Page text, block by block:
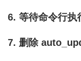
6. 等待命令行执
7. 删除